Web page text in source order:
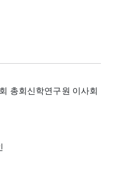
총회신학연구원 이사회